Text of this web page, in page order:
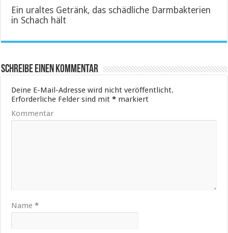
Ein uraltes Getränk, das schädliche Darmbakterien
in Schach hält
Schreibe einen Kommentar
Deine E-Mail-Adresse wird nicht veröffentlicht.
Erforderliche Felder sind mit* markiert
Kommentar
Name*